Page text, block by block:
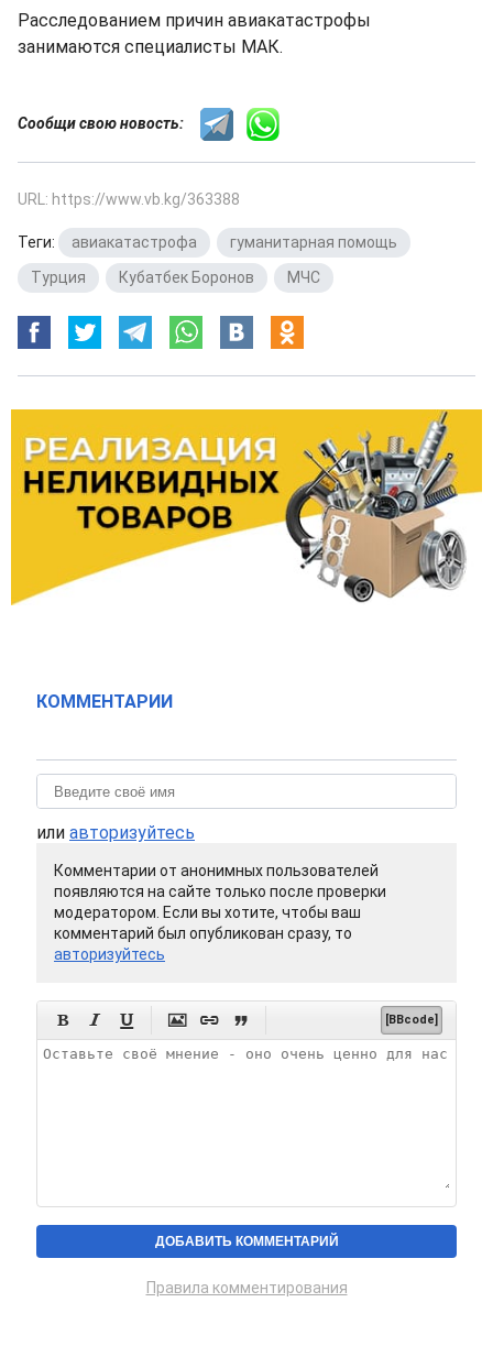
Расследованием причин авиакатастрофы
занимаются специалисты МАК.
Сообщи свою новость:
URL: https://www.vb.kg/363388
Теги: авиакатастрофа гуманитарная помощь
Турция
Кубатбек Боронов МЧС
КОММЕНТАРИИ
или авторизуйтесь
Комментарии от анонимных пользователей
появляются на сайте только после проверки
модератором. Если вы хотите, чтобы ваш
комментарий был опубликован сразу, то
авторизуйтесь
      [BBcode]
Правила комментирования